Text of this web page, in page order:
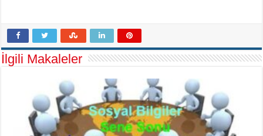
İlgili Makaleler